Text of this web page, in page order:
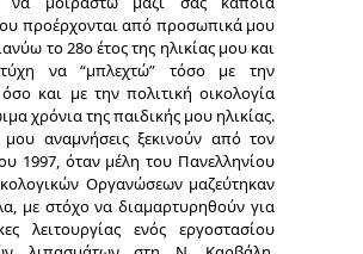
προέρχονται από προσωπικά μου
το 28ο έτος της ηλικίας μου και
να “μπλεχτώ” τόσο με την
και με την πολιτική οικολογία
χρόνια της παιδικής μου ηλικίας.
αναμνήσεις ξεκινούν από τον
1997, όταν μέλη του Πανελληνίου
Οργανώσεων μαζεύτηκαν
με στόχο να διαμαρτυρηθούν για
λειτουργίας ενός εργοστασίου